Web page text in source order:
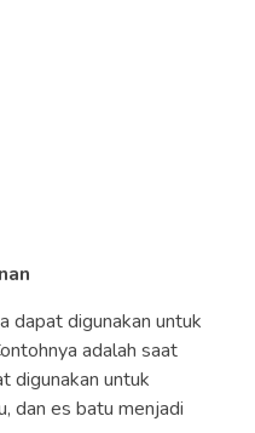
dapat digunakan untuk
adalah saat
digunakan untuk
dan es batu menjadi